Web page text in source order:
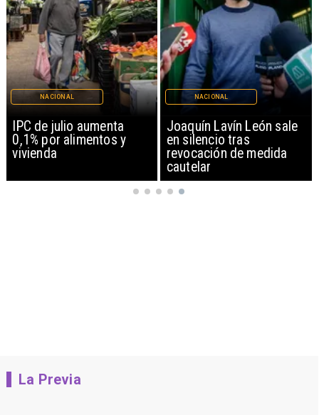
IPC de julio aumenta
0,1% por alimentos y
vivienda
NACIONAL
Joaquín Lavín León sale
en silencio tras
revocación de medida
cautelar
NACIONAL
La Previa